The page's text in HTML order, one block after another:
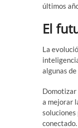
últimos
El
La
algunas
Domotizar
a mejorar
conectado.